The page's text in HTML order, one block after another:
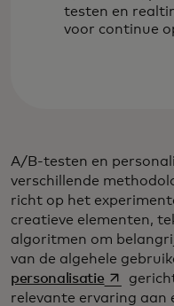
testen en
voor continue
A/B-testen en
verschillende
richt op het
creatieve elementen,
algoritmen om
van de algehele
personalisatieopens in a
relevante ervaring aan